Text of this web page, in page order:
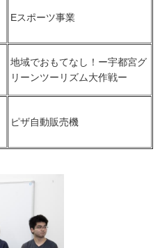
Eスポーツ事業
地域でおもてなし！ー宇都宮グ
リーンツーリズム大作戦ー
ピザ自動販売機